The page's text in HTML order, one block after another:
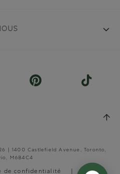
| 1400 Castlefield Avenue, Toronto,
M6B4C4
de confidentialité